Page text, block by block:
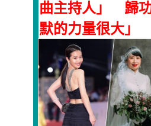
曲主持人」 歸
默的力量很大」